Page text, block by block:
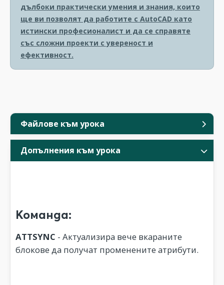
Файлове към урока
Допълнения към урока
Команда:
ATTSYNC - Актуализира вече вкараните
блокове да получат променените атрибути.
дълбоки практически умения и знания, които
ще ви позволят да работите с AutoCAD като
истински професионалист и да се справяте
със сложни проекти с увереност и
ефективност.